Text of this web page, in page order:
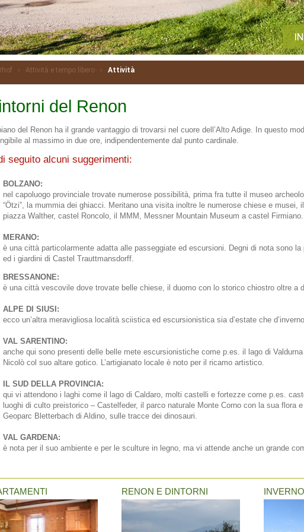
del Renon
del Renon ha il grande vantaggio di trovarsi nel cuore dell’Alto Adige. In questo
al massimo in due ore, indipendentemente dal punto cardinale.
seguito alcuni suggerimenti:
BOLZANO:
nel capoluogo provinciale trovate numerose possibilità, prima fra tutte il museo
“Ötzi”, la mummia dei ghiacci. Meritano una visita inoltre le numerose chiese e musei,
piazza Walther, castel Roncolo, il MMM, Messner Mountain Museum a castel Firmiano.
MERANO:
è una città particolarmente adatta alle passeggiate ed escursioni. Degni di nota sono la
ed i giardini di Castel Trauttmansdorff.
BRESSANONE:
è una città vescovile dove trovate belle chiese, il duomo con lo storico chiostro oltre a
ALPE DI SIUSI:
ecco un’altra meravigliosa località sciistica ed escursionistica sia d’estate che
VAL SARENTINO:
anche qui sono presenti delle belle mete escursionistiche come p.es. il lago di
Nicolò col suo altare gotico. L’artigianato locale è noto per il ricamo artistico.
IL SUD DELLA PROVINCIA:
qui vi attendono i laghi come il lago di Caldaro, molti castelli e fortezze come p.es.
luoghi di culto preistorico – Castelfeder, il parco naturale Monte Corno con la sua flora
Geoparc Bletterbach di Aldino, sulle tracce dei dinosauri.
VAL GARDENA:
è nota per il suo ambiente e per le sculture in legno, ma vi attende anche un grande
RENON E DINTORNI INVERNO
› Attività e tempo libero › Attività